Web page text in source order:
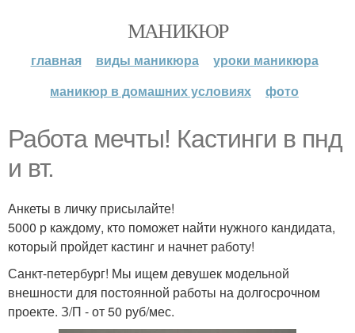
МАНИКЮР
главная виды маникюра
уроки маникюра
маникюр в домашних условиях
фото
Работа мечты! Кастинги в пнд
и вт.
Анкеты в личку присылайте!
5000 р каждому, кто поможет найти нужного кандидата,
который пройдет кастинг и начнет работу!
Санкт-петербург! Мы ищем девушек модельной
внешности для постоянной работы на долгосрочном
проекте. З/П - от 50 руб/мес.